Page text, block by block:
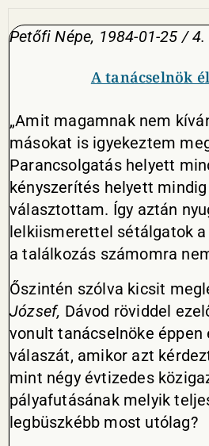
Petőfi Népe, 1984-01-25 /
A tanácselnök
„Amit magamnak nem
másokat is igyekeztem
Parancsolgatás helyett
kényszerítés helyett
választottam. Így aztán
lelkiismerettel sétálgatok
a találkozás számomra
Őszintén szólva kicsit
József, Dávod röviddel
vonult tanácselnöke éppen
válaszát, amikor azt
mint négy évtizedes
pályafutásának melyik
legbüszkébb most utólag?